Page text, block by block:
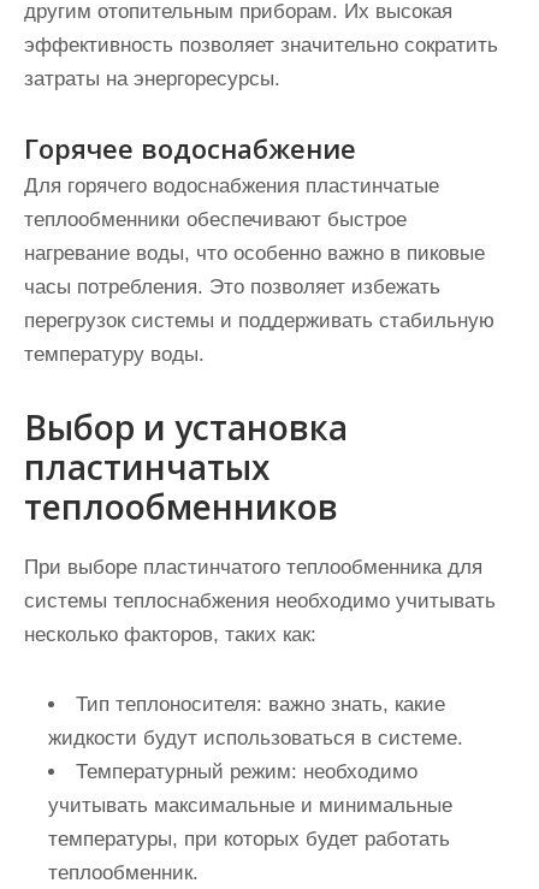
другим отопительным приборам. Их высокая
эффективность позволяет значительно сократить
затраты на энергоресурсы.
Горячее водоснабжение
Для горячего водоснабжения пластинчатые
теплообменники обеспечивают быстрое
нагревание воды, что особенно важно в пиковые
часы потребления. Это позволяет избежать
перегрузок системы и поддерживать стабильную
температуру воды.
Выбор и установка
пластинчатых
теплообменников
При выборе пластинчатого теплообменника для
системы теплоснабжения необходимо учитывать
несколько факторов, таких как:
Тип теплоносителя: важно знать, какие
жидкости будут использоваться в системе.
Температурный режим: необходимо
учитывать максимальные и минимальные
температуры, при которых будет работать
теплообменник.